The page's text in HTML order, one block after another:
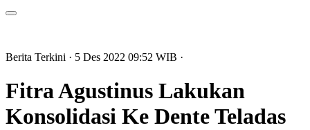
Berita Terkini · 5 Des 2022 09:52 WIB ·
Fitra Agustinus Lakukan
Konsolidasi Ke Dente Teladas